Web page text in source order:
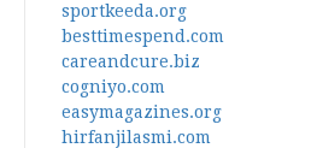
sportkeeda.org
besttimespend.com
careandcure.biz
cogniyo.com
easymagazines.org
hirfanjilasmi.com